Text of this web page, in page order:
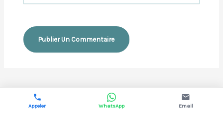
Appeler WhatsApp Email